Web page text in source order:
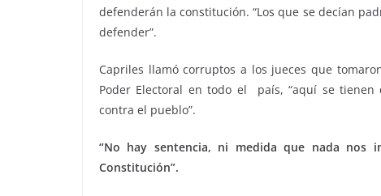
defenderán la constitución. “Los que se decían
defender”.
Capriles llamó corruptos a los jueces que
Poder Electoral en todo el país, “aquí se
contra el pueblo”.
“No hay sentencia, ni medida que nada
Constitución”.